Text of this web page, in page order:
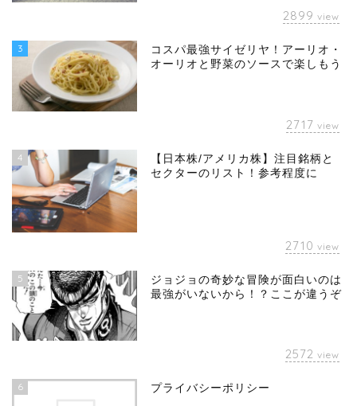
2899 view
3
コスパ最強サイゼリヤ！アーリオ・
オーリオと野菜のソースで楽しもう
2717 view
4
【日本株/アメリカ株】注目銘柄と
セクターのリスト！参考程度に
2710 view
5
ジョジョの奇妙な冒険が面白いのは
最強がいないから！？ここが違うぞ
2572 view
6 プライバシーポリシー